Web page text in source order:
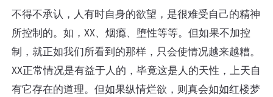
不得不承认，人有时自身的欲望，是很难受自己的精神
所控制的。如，XX、烟瘾、堕性等等。但如果不加控
制，就正如我们所看到的那样，只会使情况越来越糟。
XX正常情况是有益于人的，毕竟这是人的天性，上天自
有它存在的道理。但如果纵情烂欲，则真会如如红楼梦